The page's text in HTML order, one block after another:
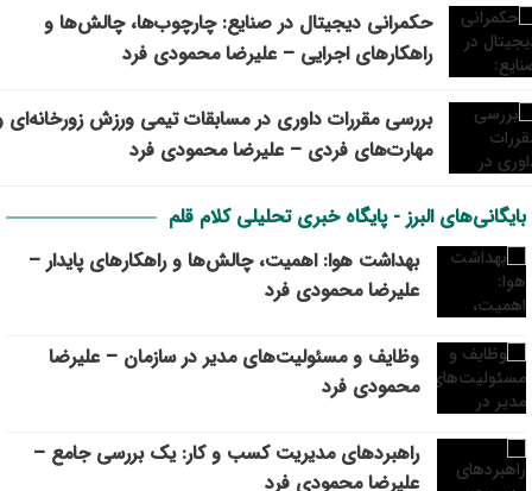
حکمرانی دیجیتال در صنایع: چارچوب‌ها، چالش‌ها و
راهکارهای اجرایی – علیرضا محمودی فرد
بررسی مقررات داوری در مسابقات تیمي ورزش زورخانه‌ای
مهارت‌های فردی – علیرضا محمودی فرد
بایگانی‌های البرز - پایگاه خبری تحلیلی کلام قلم
بهداشت هوا: اهمیت، چالش‌ها و راهکارهای پایدار –
علیرضا محمودی فرد
وظایف و مسئولیت‌های مدیر در سازمان – علیرضا
محمودی فرد
راهبردهای مدیریت کسب و کار: یک بررسی جامع –
علیرضا محمودی فرد